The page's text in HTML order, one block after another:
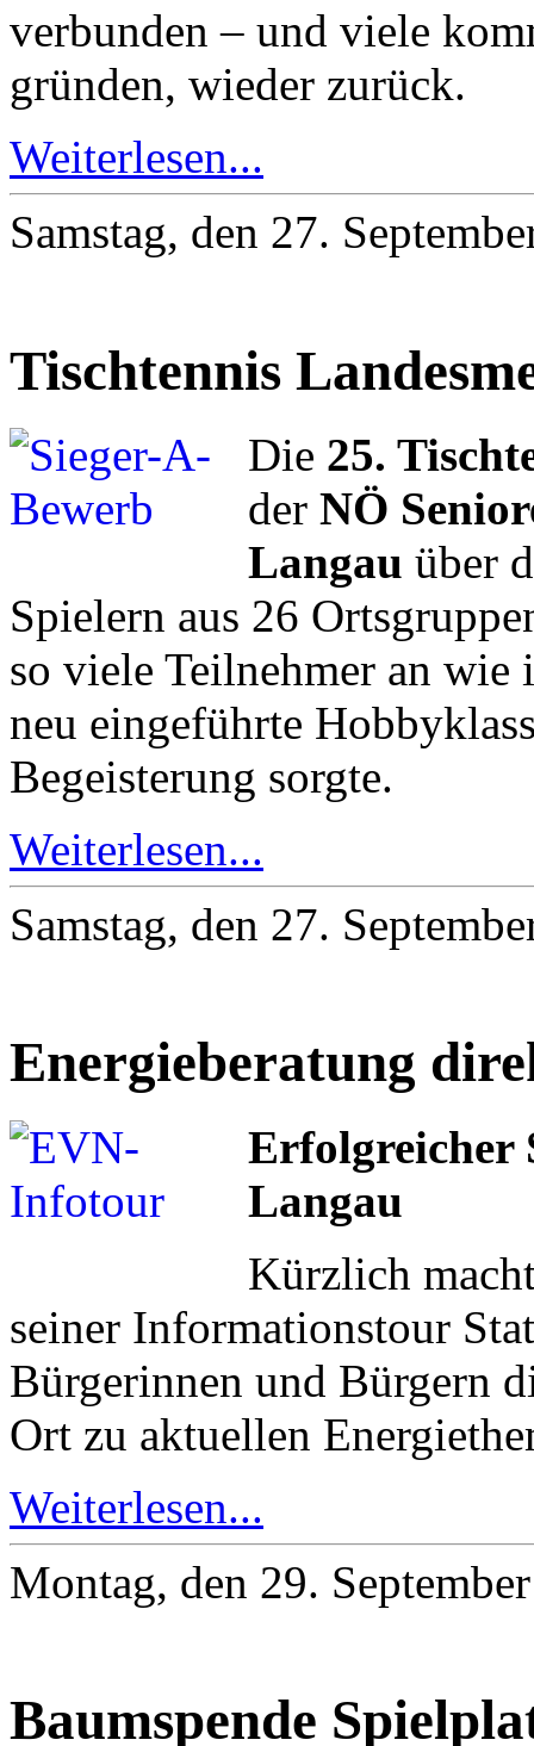
verbunden – und viele
gründen, wieder zurück.
Weiterlesen...
Samstag, den 27.
Tischtennis
Die 25.
der NÖ
Langau über
Spielern aus 26
so viele Teilnehmer an
neu eingeführte
Begeisterung sorgte.
Weiterlesen...
Samstag, den 27.
Energieberatung
Erfolgreicher
Langau
Kürzlich
seiner Informationstour
Bürgerinnen und Bürgern
Ort zu aktuellen
Weiterlesen...
Montag, den 29.
Baumspende